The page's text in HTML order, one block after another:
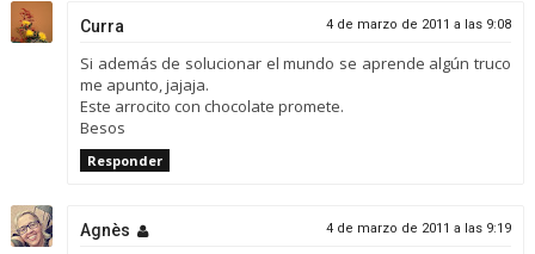
Curra 4 de marzo de 2011 a las 9:08
Si además de solucionar el mundo se aprende algún truco
me apunto, jajaja.
Este arrocito con chocolate promete.
Besos
Responder
Agnès 4 de marzo de 2011 a las 9:19